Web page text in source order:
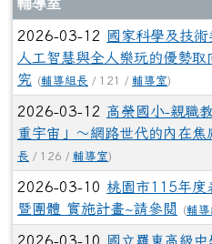
究 (輔導組長
2026-03-12 高榮國小-親職
重宇宙」～網路世代的內在焦
長/ 126 /輔導室)
2026-03-10 桃園市115年度
暨團體 實施計畫~請參閱 (輔
2026-03-10國立羅東高級
研習課程 ( 輔導組長/ 117 /輔導室
2026-03-09桃園市政府家